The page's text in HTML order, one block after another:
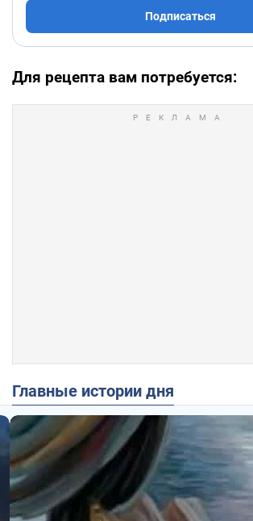
Подписаться
Для рецепта вам потребуется:
Главные истории дня